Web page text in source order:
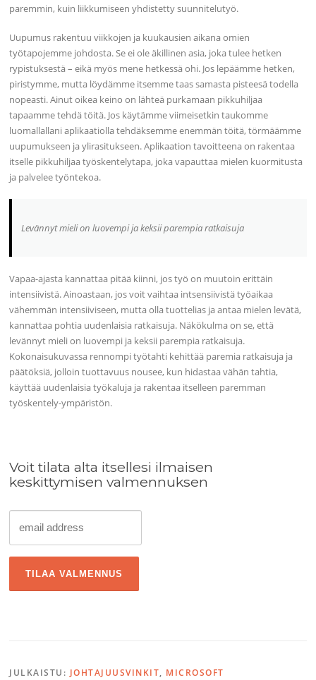
paremmin, kuin liikkumiseen yhdistetty suunnitelutyö.
Uupumus rakentuu viikkojen ja kuukausien aikana omien
työtapojemme johdosta. Se ei ole äkillinen asia, joka tulee hetken
rypistuksestä – eikä myös mene hetkessä ohi. Jos lepäämme hetken,
piristymme, mutta löydämme itsemme taas samasta pisteesä todella
nopeasti. Ainut oikea keino on lähteä purkamaan pikkuhiljaa
tapaamme tehdä töitä. Jos käytämme viimeisetkin taukomme
luomallallani aplikaatiolla tehdäksemme enemmän töitä, törmäämme
uupumukseen ja ylirasitukseen. Aplikaation tavoitteena on rakentaa
itselle pikkuhiljaa työskentelytapa, joka vapauttaa mielen kuormitusta
ja palvelee työntekoa.
Levännyt mieli on luovempi ja keksii parempia ratkaisuja
Vapaa-ajasta kannattaa pitää kiinni, jos työ on muutoin erittäin
intensiivistä. Ainoastaan, jos voit vaihtaa intsensiivistä työaikaa
vähemmän intensiiviseen, mutta olla tuottelias ja antaa mielen levätä,
kannattaa pohtia uudenlaisia ratkaisuja. Näkökulma on se, että
levännyt mieli on luovempi ja keksii parempia ratkaisuja.
Kokonaisukuvassa rennompi työtahti kehittää paremia ratkaisuja ja
päätöksiä, jolloin tuottavuus nousee, kun hidastaa vähän tahtia,
käyttää uudenlaisia työkaluja ja rakentaa itselleen paremman
työskentely-ympäristön.
Voit tilata alta itsellesi ilmaisen
keskittymisen valmennuksen
JULKAISTU: JOHTAJUUSVINKIT, MICROSOFT